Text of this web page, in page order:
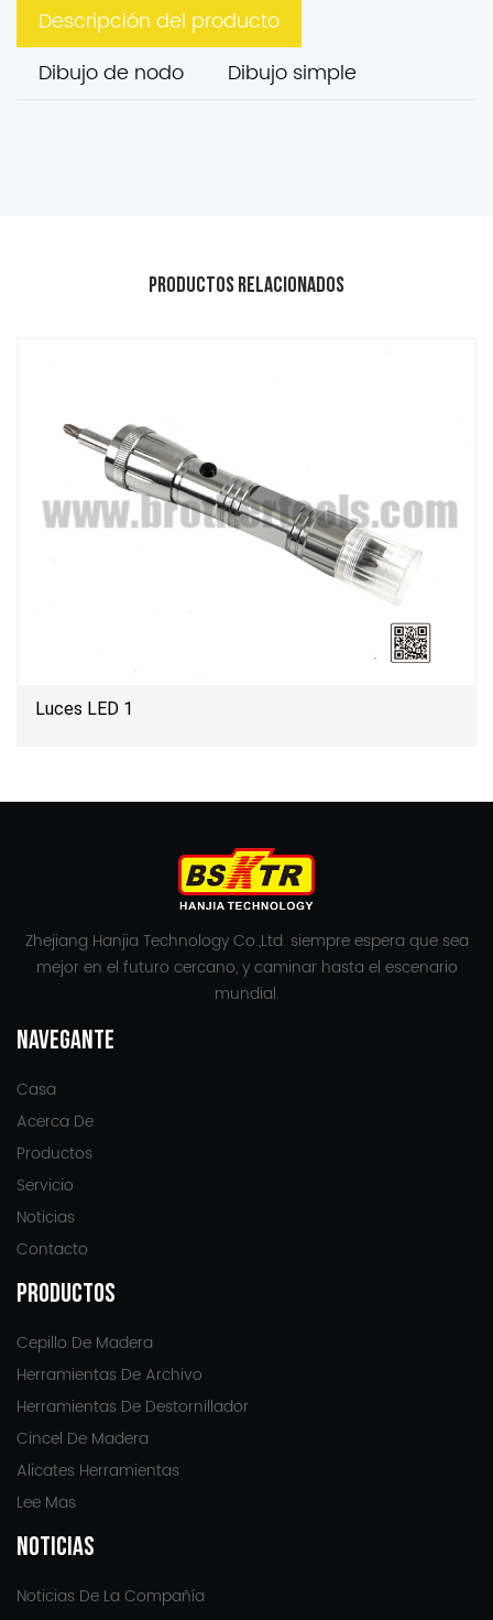
Descripción del producto
Dibujo de nodo
Dibujo simple
Productos relacionados
Luces LED 1
Zhejiang Hanjia Technology Co.,Ltd. siempre espera que sea
mejor en el futuro cercano, y caminar hasta el escenario
mundial.
NAVEGANTE
Casa
Acerca De
Productos
Servicio
Noticias
Contacto
PRODUCTOS
Cepillo De Madera
Herramientas De Archivo
Herramientas De Destornillador
Cincel De Madera
Alicates Herramientas
Lee Mas
NOTICIAS
Noticias De La Compañía